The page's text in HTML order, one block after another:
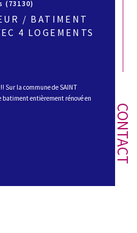
CONTACT
(73130)
/ BATIMENT
4 LOGEMENTS
Sur la commune de SAINT
batiment entièrement rénové en